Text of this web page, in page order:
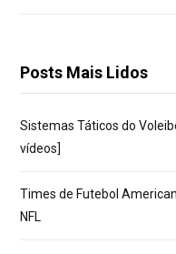
Posts Mais Lidos
Sistemas Táticos do
vídeos]
Times de Futebol
NFL